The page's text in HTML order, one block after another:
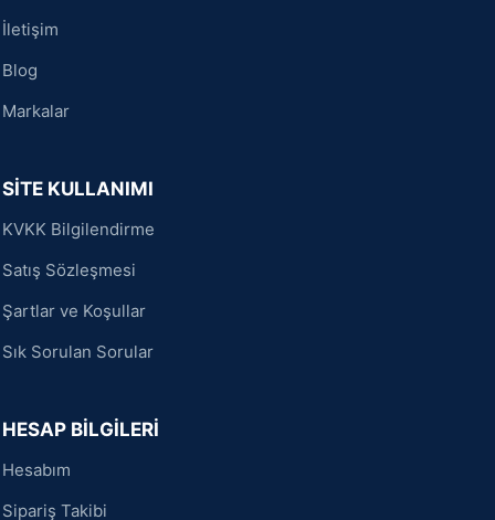
İletişim
Blog
Markalar
SİTE KULLANIMI
KVKK Bilgilendirme
Satış Sözleşmesi
Şartlar ve Koşullar
Sık Sorulan Sorular
HESAP BİLGİLERİ
Hesabım
Sipariş Takibi